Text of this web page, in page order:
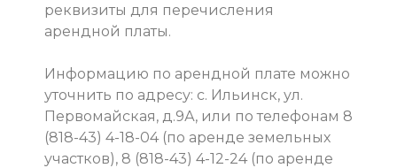
реквизиты для перечисления
арендной платы.
Информацию по арендной плате можно
уточнить по адресу: с. Ильинск, ул.
Первомайская, д.9А, или по телефонам 8
(818-43) 4-18-04 (по аренде земельных
участков), 8 (818-43) 4-12-24 (по аренде